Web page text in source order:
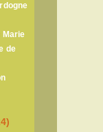
Marie
de